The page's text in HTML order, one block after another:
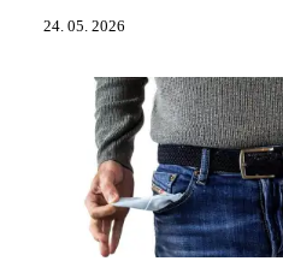
24. 05. 2026